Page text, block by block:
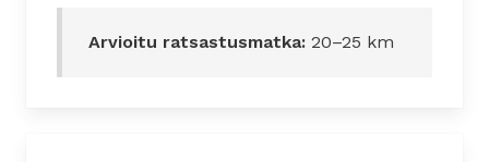
Arvioitu ratsastusmatka: 20–25 km